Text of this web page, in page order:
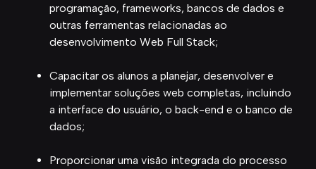
programação, frameworks, bancos de dados e
outras ferramentas relacionadas ao
desenvolvimento Web Full Stack;
Capacitar os alunos a planejar, desenvolver e
implementar soluções web completas, incluindo
a interface do usuário, o back-end e o banco de
dados;
Proporcionar uma visão integrada do processo